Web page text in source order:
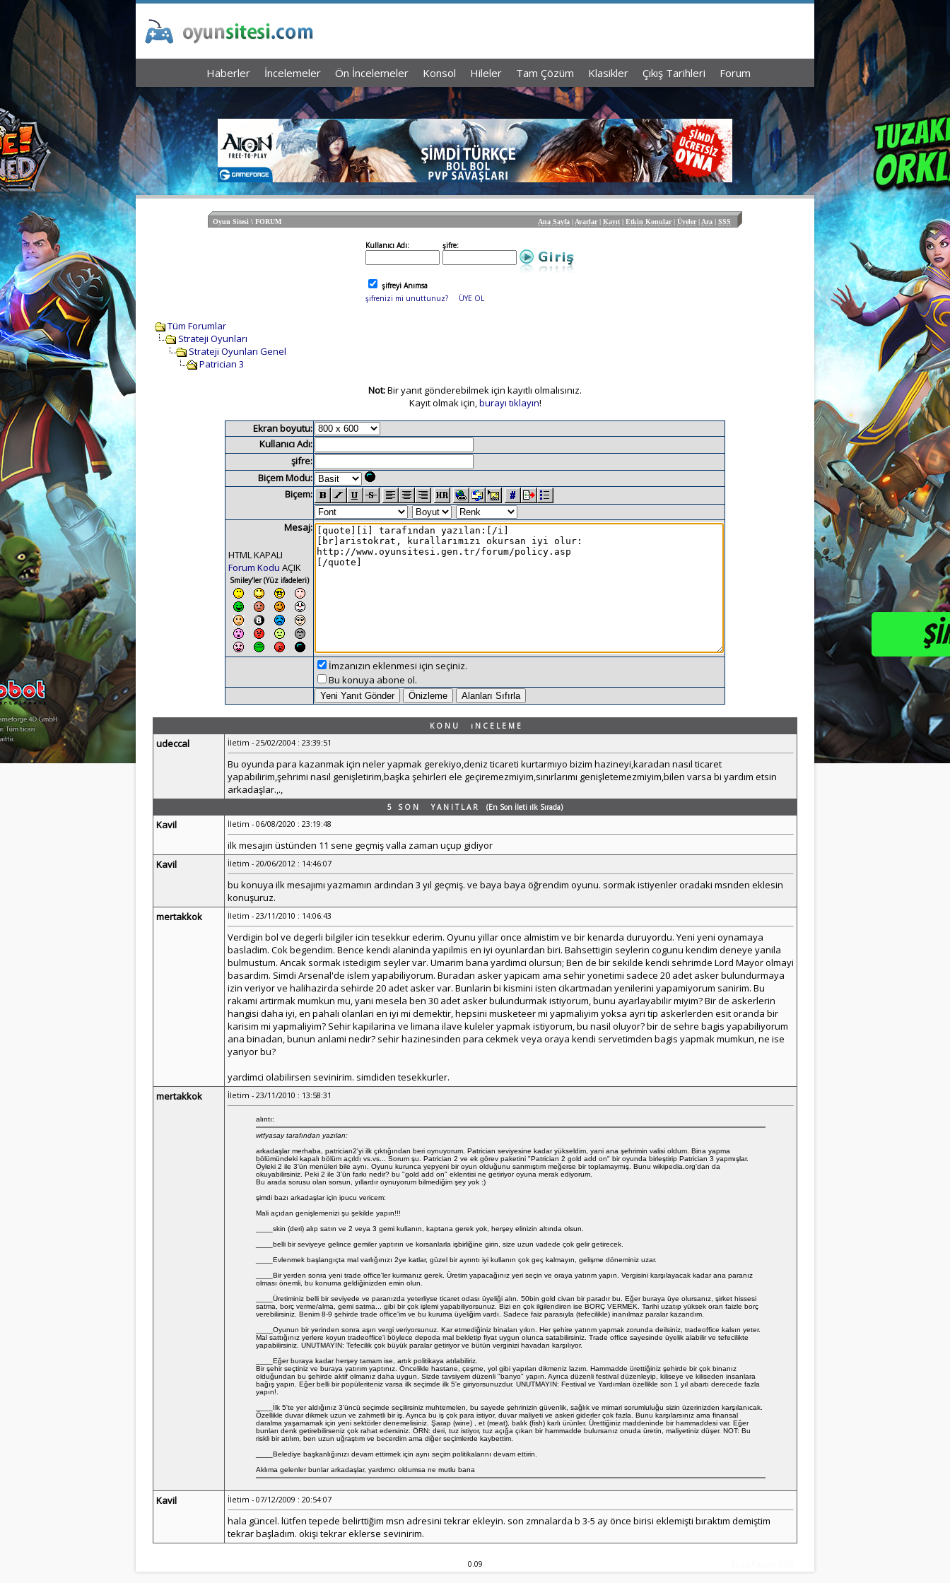
Haberler İncelemeler Ön İncelemeler Konsol Hileler Tam Çözüm Klasikler Çıkış Tarihleri Forum
Oyun Sitesi \ FORUM Ana Sayfa | Ayarlar | Kayıt | Etkin Konular | Üyeler | Ara | SSS
Kullanıcı Adı: şifre:
şifreyi Anımsa
şifrenizi mi unuttunuz?
ÜYE OL
Tüm Forumlar
Strateji Oyunları
Strateji Oyunları Genel
Patrician 3
Not:Bir yanıt gönderebilmek için kayıtlı olmalısınız.
Kayıt olmak için,burayı tıklayın!
Ekran boyutu:
Kullanıcı Adı:
şifre:
Biçem Modu:
Biçem:
Mesaj:
HTML KAPALI
Forum Kodu AÇIK
Smiley'ler (Yüz ifadeleri)
İmzanızın eklenmesi için seçiniz.
Bu konuya abone ol.
K O N U ı N C E L E M E
udeccal İletim - 25/02/2004 : 23:39:51
Bu oyunda para kazanmak için neler yapmak gerekiyo,deniz ticareti kurtarmıyo bizim hazineyi,karadan nasıl ticaret
yapabilirim,şehrimi nasıl genişletirim,başka şehirleri ele geçiremezmiyim,sınırlarımı genişletemezmiyim,bilen varsa bi yardım etsin
arkadaşlar.,.,
5 S O N Y A N I T L A R (En Son İleti ılk Sırada)
Kavil İletim - 06/08/2020 : 23:19:48
ilk mesajın üstünden 11 sene geçmiş valla zaman uçup gidiyor
Kavil
İletim - 20/06/2012 : 14:46:07
bu konuya ilk mesajımı yazmamın ardından 3 yıl geçmiş. ve baya baya öğrendim oyunu. sormak istiyenler oradaki msnden eklesin
konuşuruz.
mertakkok
İletim - 23/11/2010 : 14:06:43
Verdigin bol ve degerli bilgiler icin tesekkur ederim. Oyunu yillar once almistim ve bir kenarda duruyordu. Yeni yeni oynamaya
basladim. Cok begendim. Bence kendi alaninda yapilmis en iyi oyunlardan biri. Bahsettigin seylerin cogunu kendim deneye yanila
bulmustum. Ancak sormak istedigim seyler var. Umarim bana yardimci olursun; Ben de bir sekilde kendi sehrimde Lord Mayor olmayi
basardim. Simdi Arsenal'de islem yapabiliyorum. Buradan asker yapicam ama sehir yonetimi sadece 20 adet asker bulundurmaya
izin veriyor ve halihazirda sehirde 20 adet asker var. Bunlarin bi kismini isten cikartmadan yenilerini yapamiyorum sanirim. Bu
rakami artirmak mumkun mu, yani mesela ben 30 adet asker bulundurmak istiyorum, bunu ayarlayabilir miyim? Bir de askerlerin
hangisi daha iyi, en pahali olanlari en iyi mi demektir, hepsini musketeer mi yapmaliyim yoksa ayri tip askerlerden esit oranda bir
karisim mi yapmaliyim? Sehir kapilarina ve limana ilave kuleler yapmak istiyorum, bu nasil oluyor? bir de sehre bagis yapabiliyorum
ana binadan, bunun anlami nedir? sehir hazinesinden para cekmek veya oraya kendi servetimden bagis yapmak mumkun, ne ise
yariyor bu?
yardimci olabilirsen sevinirim. simdiden tesekkurler.
mertakkok
İletim - 23/11/2010 : 13:58:31
alıntı:
wtfyasay tarafından yazılan:
arkadaşlar merhaba, patrician2'yi ilk çıktığından beri oynuyorum. Patrician seviyesine kadar yükseldim, yani ana şehrimin valisi oldum. Bina yapma
bölümündeki kapalı bölüm açıldı vs.vs... Sorum şu. Patrician 2 ve ek görev paketini "Patrician 2 gold add on" bir oyunda birleştirip Patrician 3 yapmışlar.
Öyleki 2 ile 3'ün menüleri bile aynı. Oyunu kurunca yepyeni bir oyun olduğunu sanmıştım meğerse bir toplamaymış. Bunu wikipedia.org'dan da
okuyabilirsiniz. Peki 2 ile 3'ün farkı nedir? bu "gold add on" eklentisi ne getiriyor oyuna merak ediyorum.
Bu arada sorusu olan sorsun, yıllardır oynuyorum bilmediğim şey yok :)
şimdi bazı arkadaşlar için ipucu vericem:
Mali açıdan genişlemenizi şu şekilde yapın!!!
____skin (deri) alıp satın ve 2 veya 3 gemi kullanın, kaptana gerek yok, herşey elinizin altında olsun.
____belli bir seviyeye gelince gemiler yaptırın ve korsanlarla işbirliğine girin, size uzun vadede çok gelir getirecek.
____Evlenmek başlangıçta mal varlığınızı 2ye katlar, güzel bir ayrıntı iyi kullanın çok geç kalmayın, gelişme döneminiz uzar.
____Bir yerden sonra yeni trade office'ler kurmanız gerek. Üretim yapacağınız yeri seçin ve oraya yatırım yapın. Vergisini karşılayacak kadar ana paranız
olması önemli, bu konuma geldiğinizden emin olun.
____Üretiminiz belli bir seviyede ve paranızda yeterliyse ticaret odası üyeliği alın. 50bin gold civarı bir paradır bu. Eğer buraya üye olursanız, şirket hissesi
satma, borç verme/alma, gemi satma... gibi bir çok işlemi yapabiliyorsunuz. Bizi en çok ilgilendiren ise BORÇ VERMEK. Tarihi uzatıp yüksek oran faizle borç
verebilirsiniz. Benim 8-9 şehirde trade office'im ve bu kuruma üyeliğim vardı. Sadece faiz parasıyla (tefecilikle) inanılmaz paralar kazandım.
____Oyunun bir yerinden sonra aşırı vergi veriyorsunuz. Kar etmediğiniz binaları yıkın. Her şehire yatırım yapmak zorunda deilsiniz, tradeoffice kalsın yeter.
Mal sattığınız yerlere koyun tradeoffice'i böylece depoda mal bekletip fiyat uygun olunca satabilirsiniz. Trade office sayesinde üyelik alabilir ve tefecilikte
yapabilirsiniz. UNUTMAYIN: Tefecilik çok büyük paralar getiriyor ve bütün verginizi havadan karşılıyor.
____Eğer buraya kadar herşey tamam ise, artık politikaya atılabiliriz.
Bir şehir seçtiniz ve buraya yatırım yaptınız. Öncelikle hastane, çeşme, yol gibi yapıları dikmeniz lazım. Hammadde ürettiğiniz şehirde bir çok binanız
olduğundan bu şehirde aktif olmanız daha uygun. Sizde tavsiyem düzenli "banyo" yapın. Ayrıca düzenli festival düzenleyip, kiliseye ve kiliseden insanlara
bağış yapın. Eğer belli bir popüleriteniz varsa ilk seçimde ilk 5'e giriyorsunuzdur. UNUTMAYIN: Festival ve Yardımları özellikle son 1 yıl abartı derecede fazla
yapın!.
____İlk 5'te yer aldığınız 3'üncü seçimde seçilirsiniz muhtemelen, bu sayede şehrinizin güvenlik, sağlık ve mimari sorumluluğu sizin üzerinizden karşılanıcak.
Özellikle duvar dikmek uzun ve zahmetli bir iş. Ayrıca bu iş çok para istiyor, duvar maliyeti ve askeri giderler çok fazla. Bunu karşılarsınız ama finansal
daralma yaşamamak için yeni sektörler denemelisiniz. Şarap (wine) , et (meat), balık (fish) karlı ürünler. Ürettiğiniz maddeninde bir hammaddesi var. Eğer
bunları denk getirebilirseniz çok rahat edersiniz. ÖRN: deri, tuz istiyor, tuz açığa çıkan bir hammadde bulursanız onuda üretin, maliyetiniz düşer. NOT: Bu
riskli bir atılım, ben uzun uğraştım ve becerdim ama diğer seçimlerde kaybettim.
____Belediye başkanlığınızı devam ettirmek için aynı seçim politikalarını devam ettirin.
Aklıma gelenler bunlar arkadaşlar, yardımcı oldumsa ne mutlu bana
Kavil İletim - 07/12/2009 : 20:54:07
hala güncel. lütfen tepede belirttiğim msn adresini tekrar ekleyin. son zmnalarda b 3-5 ay önce birisi eklemişti bıraktım demiştim
tekrar başladım. okişi tekrar eklerse sevinirim.
0.09